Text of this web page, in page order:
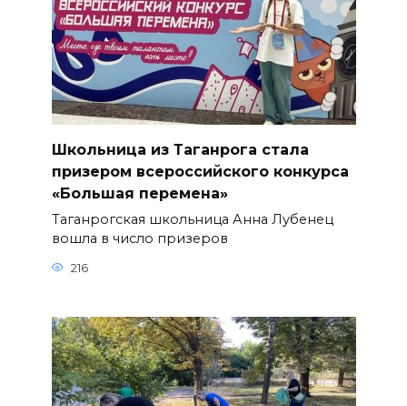
Школьница из Таганрога стала
призером всероссийского конкурса
«Большая перемена»
Таганрогская школьница Анна Лубенец
вошла в число призеров
216